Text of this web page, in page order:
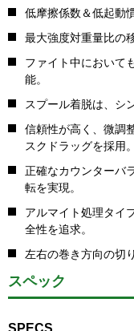
低摩擦係数＆低起動
最大強度対重量比の
ファイト中において
能。
スプール着脱は、シ
信頼性が高く、微調
スクドラッグを採用。
正確なカウンターバ
転を実現。
アルマイト処理タイ
全性を追求。
左右の巻き方向の切
スペック
SPECS